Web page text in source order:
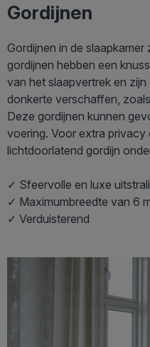
Gordijnen
Gordijnen in de slaapkamer
gordijnen hebben een
van het slaapvertrek en
donkerte verschaffen,
Deze gordijnen kunnen
voering. Voor extra
lichtdoorlatend gordijn
✓ Sfeervolle en luxe
✓ Maximumbreedte van 6
✓ Verduisterend